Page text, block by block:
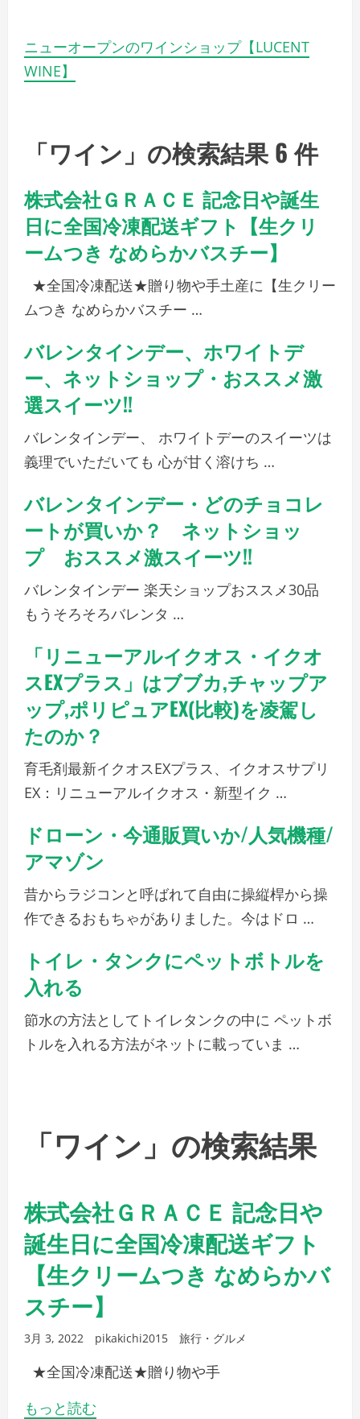
ニューオープンのワインショップ【LUCENT
WINE】
「ワイン」の検索結果 6 件
株式会社ＧＲＡＣＥ 記念日や誕生
日に全国冷凍配送ギフト【生クリ
ームつき なめらかバスチー】
★全国冷凍配送★贈り物や手土産に【生クリー
ムつき なめらかバスチー …
バレンタインデー、ホワイトデ
ー、ネットショップ・おススメ激
選スイーツ!!
バレンタインデー、 ホワイトデーのスイーツは
義理でいただいても 心が甘く溶けち …
バレンタインデー・どのチョコレ
ートが買いか？ ネットショッ
プ おススメ激スイーツ!!
バレンタインデー 楽天ショップおススメ30品
もうそろそろバレンタ …
「リニューアルイクオス・イクオ
スEXプラス」はブブカ,チャップア
ップ,ポリピュアEX(比較)を凌駕し
たのか？
育毛剤最新イクオスEXプラス、イクオスサプリ
EX：リニューアルイクオス・新型イク …
ドローン・今通販買いか/人気機種/
アマゾン
昔からラジコンと呼ばれて自由に操縦桿から操
作できるおもちゃがありました。今はドロ …
トイレ・タンクにペットボトルを
入れる
節水の方法としてトイレタンクの中に ペットボ
トルを入れる方法がネットに載っていま …
「ワイン」の検索結果
株式会社ＧＲＡＣＥ 記念日や
誕生日に全国冷凍配送ギフト
【生クリームつき なめらかバ
スチー】
3月 3, 2022 pikakichi2015 旅行・グルメ
★全国冷凍配送★贈り物や手
もっと読む